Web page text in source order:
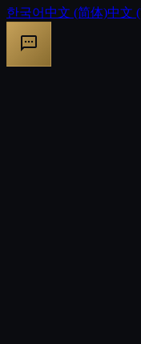
한국어中文 (简体)中文